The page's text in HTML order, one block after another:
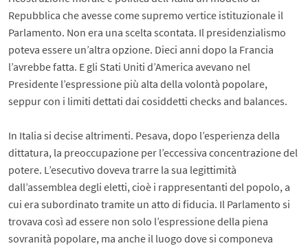
Repubblica che avesse come supremo vertice istituzionale il
Parlamento. Non era una scelta scontata. Il presidenzialismo
poteva essere un’altra opzione. Dieci anni dopo la Francia
l’avrebbe fatta. E gli Stati Uniti d’America avevano nel
Presidente l’espressione più alta della volontà popolare,
seppur con i limiti dettati dai cosiddetti checks and balances.
In Italia si decise altrimenti. Pesava, dopo l’esperienza della
dittatura, la preoccupazione per l’eccessiva concentrazione del
potere. L’esecutivo doveva trarre la sua legittimità
dall’assemblea degli eletti, cioè i rappresentanti del popolo, a
cui era subordinato tramite un atto di fiducia. Il Parlamento si
trovava così ad essere non solo l’espressione della piena
sovranità popolare, ma anche il luogo dove si componeva